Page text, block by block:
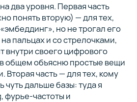
два уровня. Первая часть
понять вторую) — для тех,
но не трогал его
пальцах и со стрелочками,
внутри своего цифрового
общем объясню простые вещи
Вторая часть — для тех, кому
чуть дальше базы: туда я
фурье-частоты и